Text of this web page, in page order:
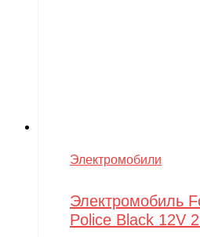
Электромобили
Электромобиль
Police Black 12V